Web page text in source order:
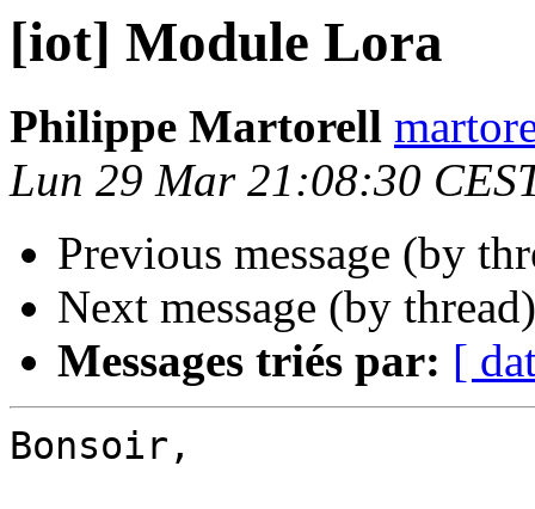
[iot] Module Lora
Philippe Martorell
Lun 29 Mar 21:08:30
Previous message (by
Next message (by
Messages triés par: [
Bonsoir,